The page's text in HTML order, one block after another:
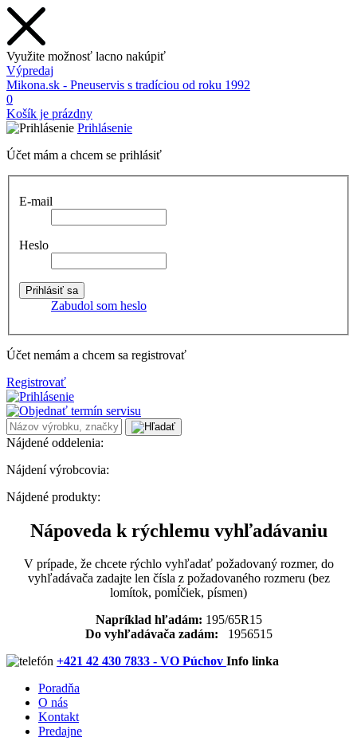
Využite možnosť lacno nakúpiť
Výpredaj
Mikona.sk - Pneuservis s tradíciou od roku 1992
0
Košík je prázdny
Prihlásenie
Účet mám a chcem se prihlásiť
E-mail
Heslo
Zabudol som heslo
Účet nemám a chcem sa registrovať
Registrovať
Nájdené oddelenia:
Nájdení výrobcovia:
Nájdené produkty:
Nápoveda k rýchlemu vyhľadávaniu
V prípade, že chcete rýchlo vyhľadať požadovaný rozmer, do
vyhľadávača zadajte len čísla z požadovaného rozmeru (bez
lomítok, pomĺčiek, písmen)
Napríklad hľadám: 195/65R15
Do vyhľadávača zadám: 1956515
+421 42 430 7833 - VO Púchov Info linka
Poradňa
O nás
Kontakt
Predajne